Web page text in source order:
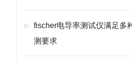
fischer电导率测试仪满足多
测要求